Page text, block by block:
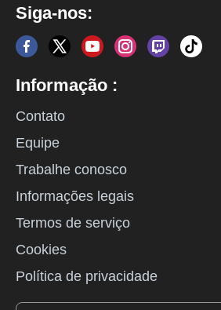
Siga-nos:
Informação :
Contato
Equipe
Trabalhe conosco
Informações legais
Termos de serviço
Cookies
Política de privacidade